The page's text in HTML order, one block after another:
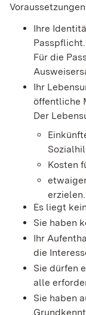
Ihre
Passpflicht.
Für die
Ihr
öffentliche
Der
Kosten
erzielen.
Es liegt
Sie haben
Ihr
die
Sie dürfen
alle
Sie haben